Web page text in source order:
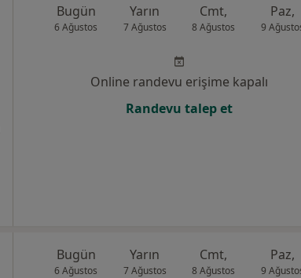
Bugün
6 Ağustos
Yarın
7 Ağustos
Cmt,
8 Ağustos
Paz,
9
Online randevu erişime kapalı
Randevu talep et
Bugün
6 Ağustos
Yarın
7 Ağustos
Cmt,
8 Ağustos
Paz,
9